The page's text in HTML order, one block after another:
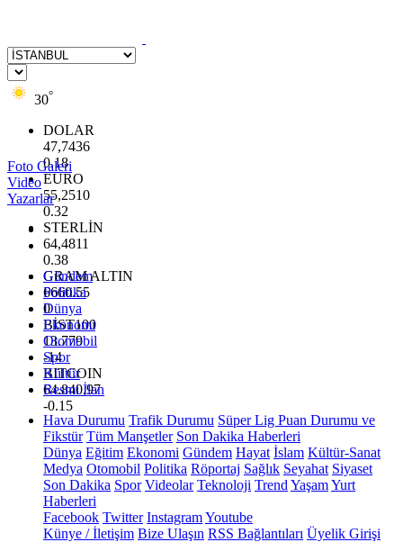
30°
DOLAR
47,7436
0.18
EURO
55,2510
0.32
STERLİN
64,4811
0.38
GRAM ALTIN
6660.55
0
BİST100
13.779
-14
BITCOIN
64.840,97
-0.15
Foto Galeri
Video
Yazarlar
Gündem
Politika
Dünya
Ekonomi
Otomobil
Spor
Kültür
Resmi İlan
Hava Durumu Trafik Durumu Süper Lig Puan Durumu ve
Fikstür Tüm Manşetler Son Dakika Haberleri
Dünya Eğitim Ekonomi Gündem Hayat İslam Kültür-Sanat
Medya Otomobil Politika Röportaj Sağlık Seyahat Siyaset
Son Dakika Spor Videolar Teknoloji Trend YaşamYurt
Haberleri
Facebook Twitter InstagramYoutube
Künye / İletişim Bize Ulaşın RSS Bağlantıları Üyelik Girişi